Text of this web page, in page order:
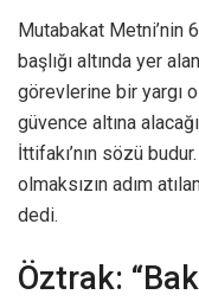
Mutabakat Metni’nin
başlığı altında yer
görevlerine bir yargı
güvence altına
İttifakı’nın sözü
olmaksızın adım
dedi.
Öztrak: